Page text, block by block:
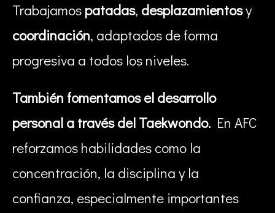
Trabajamos patadas, desplazamientosy
coordinación, adaptados de forma
progresiva a todos los niveles.
También fomentamos el desarrollo
personal a través del Taekwondo. En AFC
reforzamos habilidades como la
concentración, la disciplina y la
confianza, especialmente importantes